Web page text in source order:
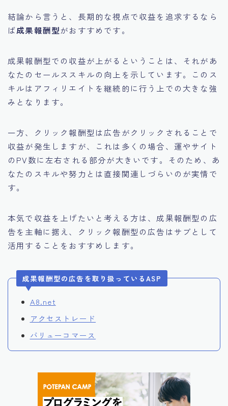
結論から言うと、 長期的な視点で収益を追求するなら
ば成果報酬型がおすすめです。
成果報酬型での収益が上がるということは、それがあ
なたのセールススキルの向上を示しています。このス
キルはアフィリエイトを継続的に行う上での大きな強
みとなります。
一方、クリック報酬型は広告がクリックされることで
収益が発生しますが、これは多くの場合、運やサイト
のPV数に左右される部分が大きいです。そのため、あ
なたのスキルや努力とは直接関連しづらいのが実情で
す。
本気で収益を上げたいと考える方は、成果報酬型の広
告を主軸に据え、クリック報酬型の広告はサブとして
活用することをおすすめします。
成果報酬型の広告を取り扱っているASP
A8.net
アクセストレード
バリューコマース